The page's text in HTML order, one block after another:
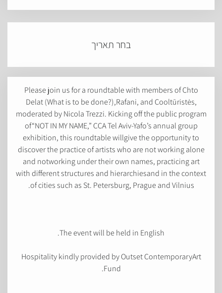
בחר תאריך
Please join us for a roundtable with members of Chto
Delat (What is to be done?),Rafani, and Cooltūristės,
moderated by Nicola Trezzi. Kicking off the public program
of“NOT IN MY NAME,” CCA Tel Aviv-Yafo’s annual group
exhibition, this roundtable willgive the opportunity to
discover the practice of artists who are not working alone
and notworking under their own names, practicing art
with different structures and hierarchiesand in the context
of cities such as St. Petersburg, Prague and Vilnius.
The event will be held in English.
Hospitality kindly provided by Outset ContemporaryArt
Fund.